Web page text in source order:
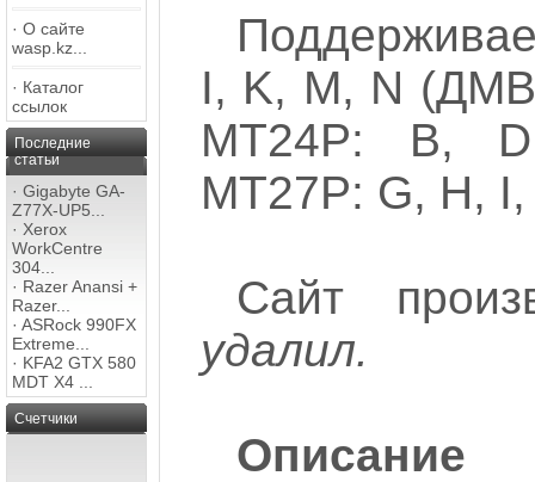
· О сайте
wasp.kz...
· Каталог
ссылок
Последние
статьи
· Gigabyte GA-
Z77X-UP5...
· Xerox
WorkCentre
304...
· Razer Anansi +
Razer...
· ASRock 990FX
Extreme...
· KFA2 GTX 580
MDT X4 ...
Счетчики
I, K, M, N (ДМВ
MT24P: B,
MT27P: G, H,
Сайт
удалил.
Описание